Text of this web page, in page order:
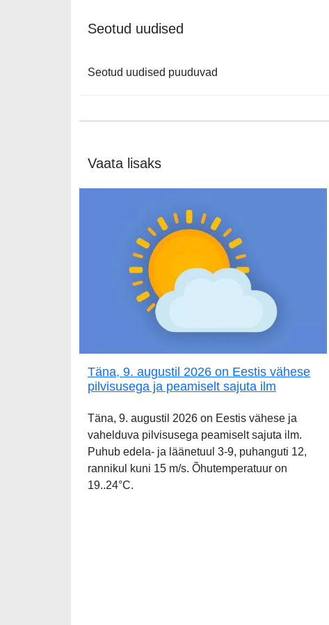
Seotud uudised
Seotud uudised puuduvad
Vaata lisaks
Täna, 9. augustil 2026 on Eestis vähese
pilvisusega ja peamiselt sajuta ilm
Täna, 9. augustil 2026 on Eestis vähese ja
vahelduva pilvisusega peamiselt sajuta ilm.
Puhub edela- ja läänetuul 3-9, puhanguti 12,
rannikul kuni 15 m/s. Õhutemperatuur on
19..24°C.